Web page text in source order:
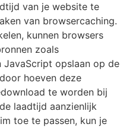
van je website te
van browsercaching.
kunnen browsers
zoals
JavaScript opslaan op de
hoeven deze
te worden bij
laadtijd aanzienlijk
toe te passen, kun je